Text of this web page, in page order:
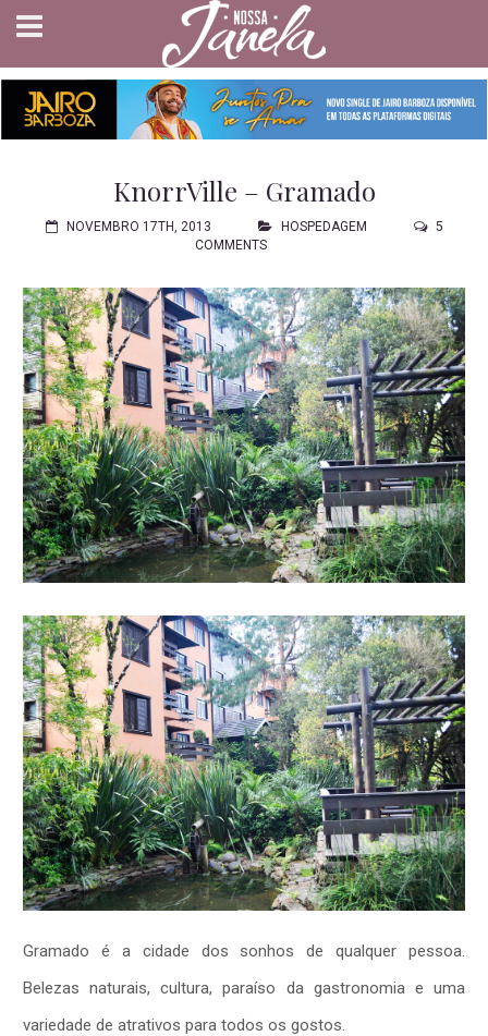
KnorrVille – Gramado
NOVEMBRO 17TH, 2013 HOSPEDAGEM
5
COMMENTS
Gramado é a cidade dos sonhos de qualquer pessoa.
Belezas naturais, cultura, paraíso da gastronomia e uma
variedade de atrativos para todos os gostos.